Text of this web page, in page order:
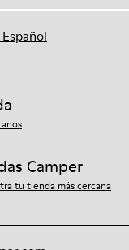
Camper
tu tienda más cercana
Español